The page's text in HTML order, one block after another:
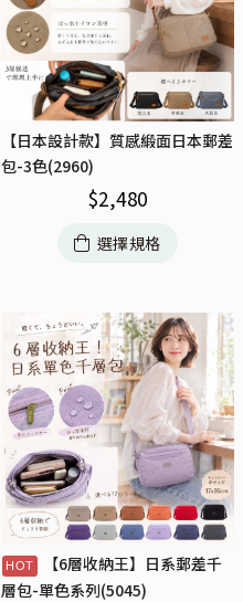
【日本設計款】質感緞面日本郵差
包-3色(2960)
$2,480
選擇規格
【6層收納王】日系郵差千
層包-單色系列(5045)